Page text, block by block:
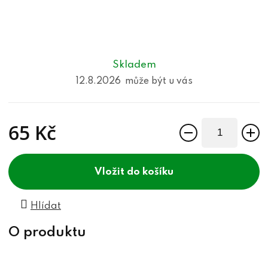
Skladem
12.8.2026
65 Kč
do košíku
Hlídat